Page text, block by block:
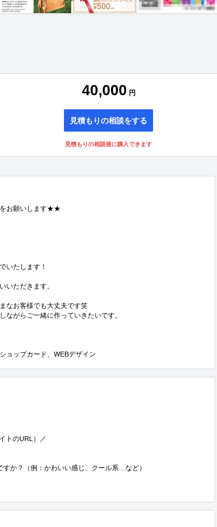
40,000 円
見積もりの相談をする
見積もりの相談後に購入できます
お願いします★★
いたします！
いただきます。
なお客様でも大丈夫です笑
ながらご一緒に作っていきたいです。
ョップカード、WEBデザイン
トのURL）／
か？（例：かわいい感じ、クール系…など）